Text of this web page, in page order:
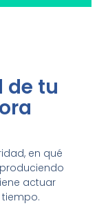
de tu
en qué
actuar